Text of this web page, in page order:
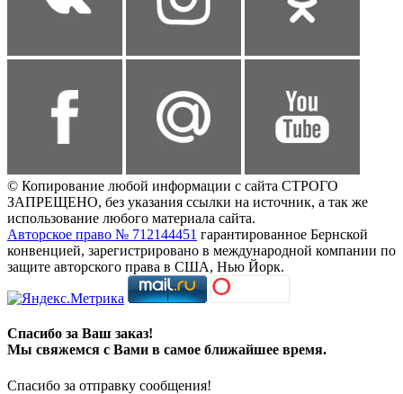
© Копирование любой информации с сайта СТРОГО
ЗАПРЕЩЕНО, без указания ссылки на источник, а так же
использование любого материала сайта.
Авторское право № 712144451 гарантированное Бернской
конвенцией, зарегистрировано в международной компании по
защите авторского права в США, Нью Йорк.
Спасибо за Ваш заказ!
Мы свяжемся с Вами в самое ближайшее время.
Спасибо за отправку сообщения!